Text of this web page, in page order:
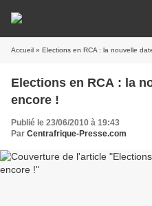
Accueil » Elections en RCA : la nouvelle
Elections en RCA : la
encore !
Publié le 23/06/2010 à 19:43
Par Centrafrique-Presse.com